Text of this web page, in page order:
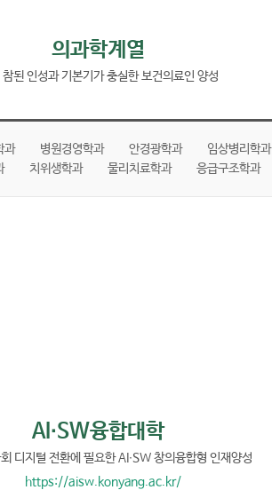
의과학계열
참된 인성과 기본기가 충실한 보건의료인 양성
과 병원경영학과 안경광학과
임상병리학과
치위생학과 물리치료학과 응급구조학과
AI∙SW융합대학
디지털 전환에 필요한 AI∙SW 창의융합형 인재양성
https://aisw.konyang.ac.kr/